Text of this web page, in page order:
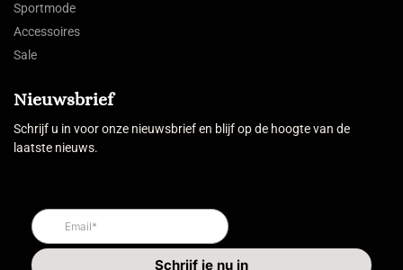
Sportmode
Accessoires
Sale
Nieuwsbrief
Schrijf u in voor onze nieuwsbrief en blijf op de hoogte van de
laatste nieuws.